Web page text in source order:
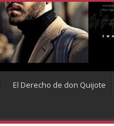
El Derecho de don Quijote